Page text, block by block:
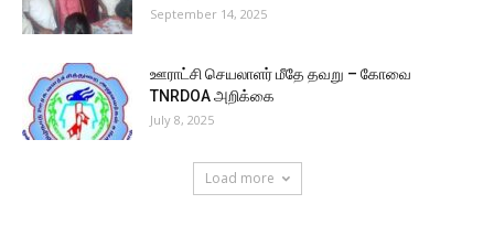
September 14, 2025
ஊராட்சி செயலாளர் மீதே தவறு – கோவை
TNRDOA அறிக்கை
July 8, 2025
Load more